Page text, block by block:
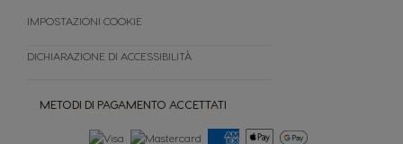
METODI DI PAGAMENTO ACCETTATI
IMPOSTAZIONI COOKIE
DICHIARAZIONE DI ACCESSIBILITÀ